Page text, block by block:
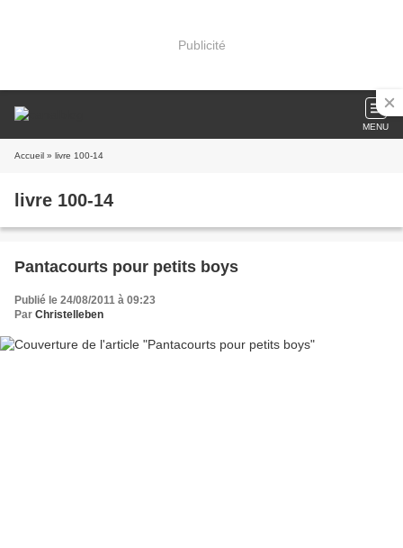
Publicité
MENU
Accueil » livre 100-14
livre 100-14
Pantacourts pour petits boys
Publié le 24/08/2011 à 09:23
Par Christelleben